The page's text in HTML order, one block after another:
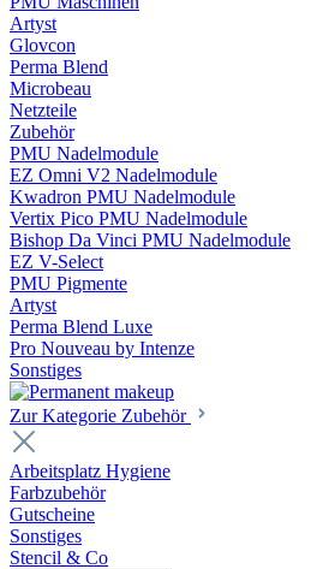
Artyst
Glovcon
Perma Blend
Microbeau
Netzteile
Zubehör
PMU Nadelmodule
EZ Omni V2 Nadelmodule
Kwadron PMU Nadelmodule
Vertix Pico PMU Nadelmodule
Bishop Da Vinci PMU Nadelmodule
EZ V-Select
PMU Pigmente
Artyst
Perma Blend Luxe
Pro Nouveau by Intenze
Sonstiges
Zur Kategorie Zubehör
Arbeitsplatz Hygiene
Farbzubehör
Gutscheine
Sonstiges
Stencil & Co